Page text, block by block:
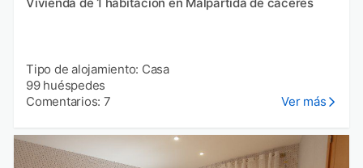
Tipo de alojamiento: Casa
99 huéspedes
Comentarios: 7
Ver más